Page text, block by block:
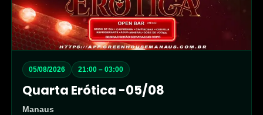
05/08/2026 21:00 – 03:00
Quarta Erótica -05/08
Manaus